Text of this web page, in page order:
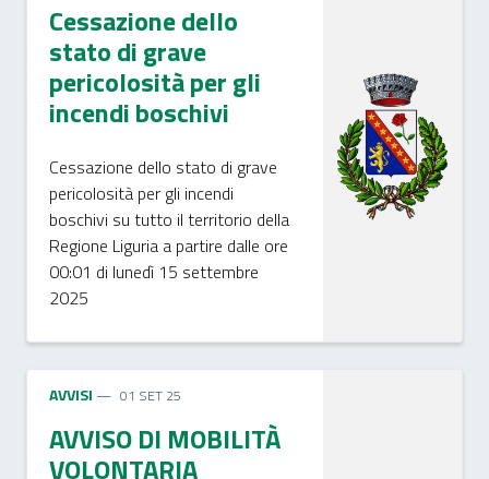
Cessazione dello
stato di grave
pericolosità per gli
incendi boschivi
Cessazione dello stato di grave
pericolosità per gli incendi
boschivi su tutto il territorio della
Regione Liguria a partire dalle ore
00:01 di lunedì 15 settembre
2025
AVVISI 01 SET 25
AVVISO DI MOBILITÀ
VOLONTARIA